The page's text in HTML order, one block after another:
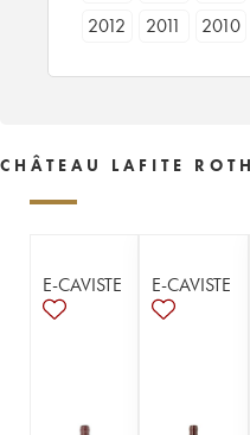
2012
2011 2010
1976
CHÂTEAU LAFITE
E-CAVISTE E-CAVISTE